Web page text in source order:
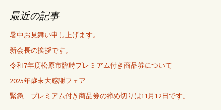
ゲ
ー
シ
最近の記事
暑中お見舞い申し上げます。
新会長の挨拶です。
令和7年度松原市臨時プレミアム付き商品券について
2025年歳末大感謝フェア
緊急 プレミアム付き商品券の締め切りは11月12日です。